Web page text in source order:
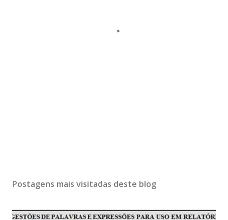
Postagens mais visitadas deste blog